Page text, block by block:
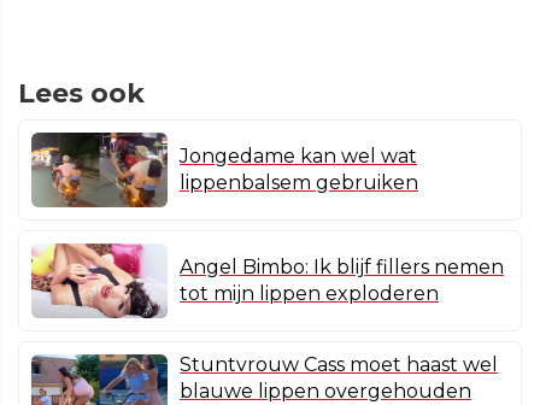
Lees ook
Jongedame kan wel wat
lippenbalsem gebruiken
Angel Bimbo: Ik blijf fillers nemen
tot mijn lippen exploderen
Stuntvrouw Cass moet haast wel
blauwe lippen overgehouden